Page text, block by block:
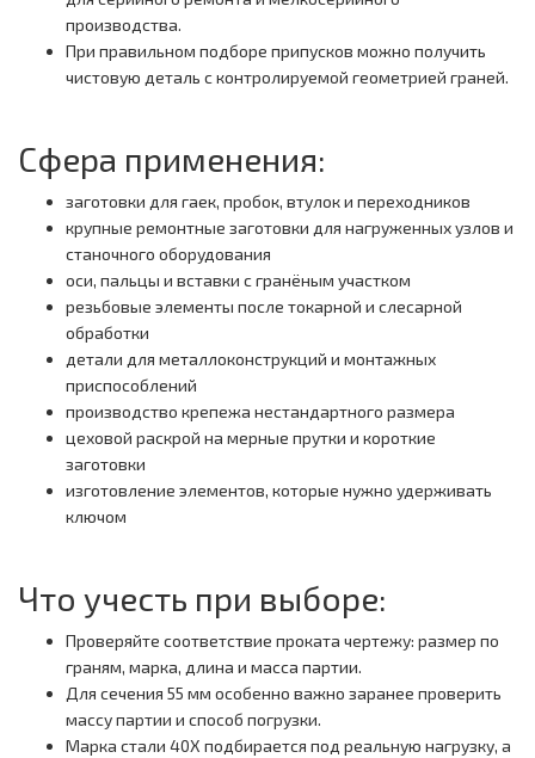
производства.
При правильном подборе припусков можно получить
чистовую деталь с контролируемой геометрией граней.
Сфера применения:
заготовки для гаек, пробок, втулок и переходников
крупные ремонтные заготовки для нагруженных узлов и
станочного оборудования
оси, пальцы и вставки с гранёным участком
резьбовые элементы после токарной и слесарной
обработки
детали для металлоконструкций и монтажных
приспособлений
производство крепежа нестандартного размера
цеховой раскрой на мерные прутки и короткие
заготовки
изготовление элементов, которые нужно удерживать
ключом
Что учесть при выборе:
Проверяйте соответствие проката чертежу: размер по
граням, марка, длина и масса партии.
Для сечения 55 мм особенно важно заранее проверить
массу партии и способ погрузки.
Марка стали 40Х подбирается под реальную нагрузку, а